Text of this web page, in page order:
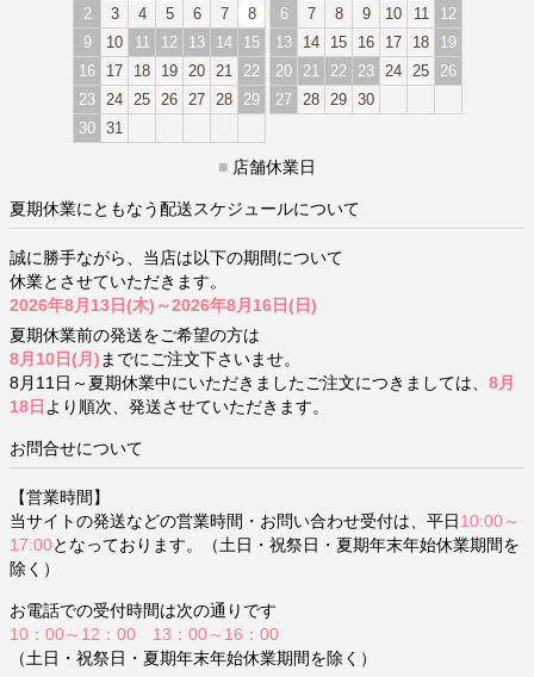
2
3 4 5 6 7
8
9
10 11 12 13 14
15
16
17 18 19 20 21
22
23
24 25 26 27 28
29
30 31
6
7 8 9 10 11
12
13
14 15 16 17 18
19
20
21 22 23 24 25
26
27
28 29 30
■ 店舗休業日
夏期休業にともなう配送スケジュールについて
誠に勝手ながら、当店は以下の期間について
休業とさせていただきます。
2026年8月13日(木)～2026年8月16日(日)
夏期休業前の発送をご希望の方は
8月10日(月) までにご注文下さいませ。
8月11日～夏期休業中にいただきましたご注文につきましては、 8月
18日 より順次、発送させていただきます。
お問合せについて
【営業時間】
当サイトの発送などの営業時間・お問い合わせ受付は、平日 10:00～
17:00となっております。（土日・祝祭日・夏期年末年始休業期間を
除く）
お電話での受付時間は次の通りです
10：00～12：00 13：00～16：00
（土日・祝祭日・夏期年末年始休業期間を除く）